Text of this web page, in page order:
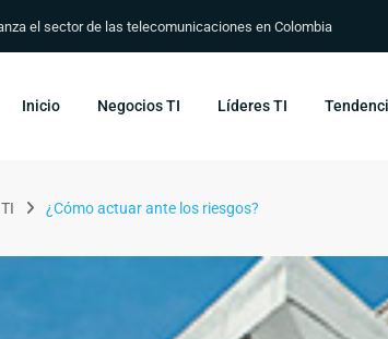
el sector de las telecomunicaciones en Colombia
Inicio Negocios TI Líderes TI
¿Cómo actuar ante los riesgos?